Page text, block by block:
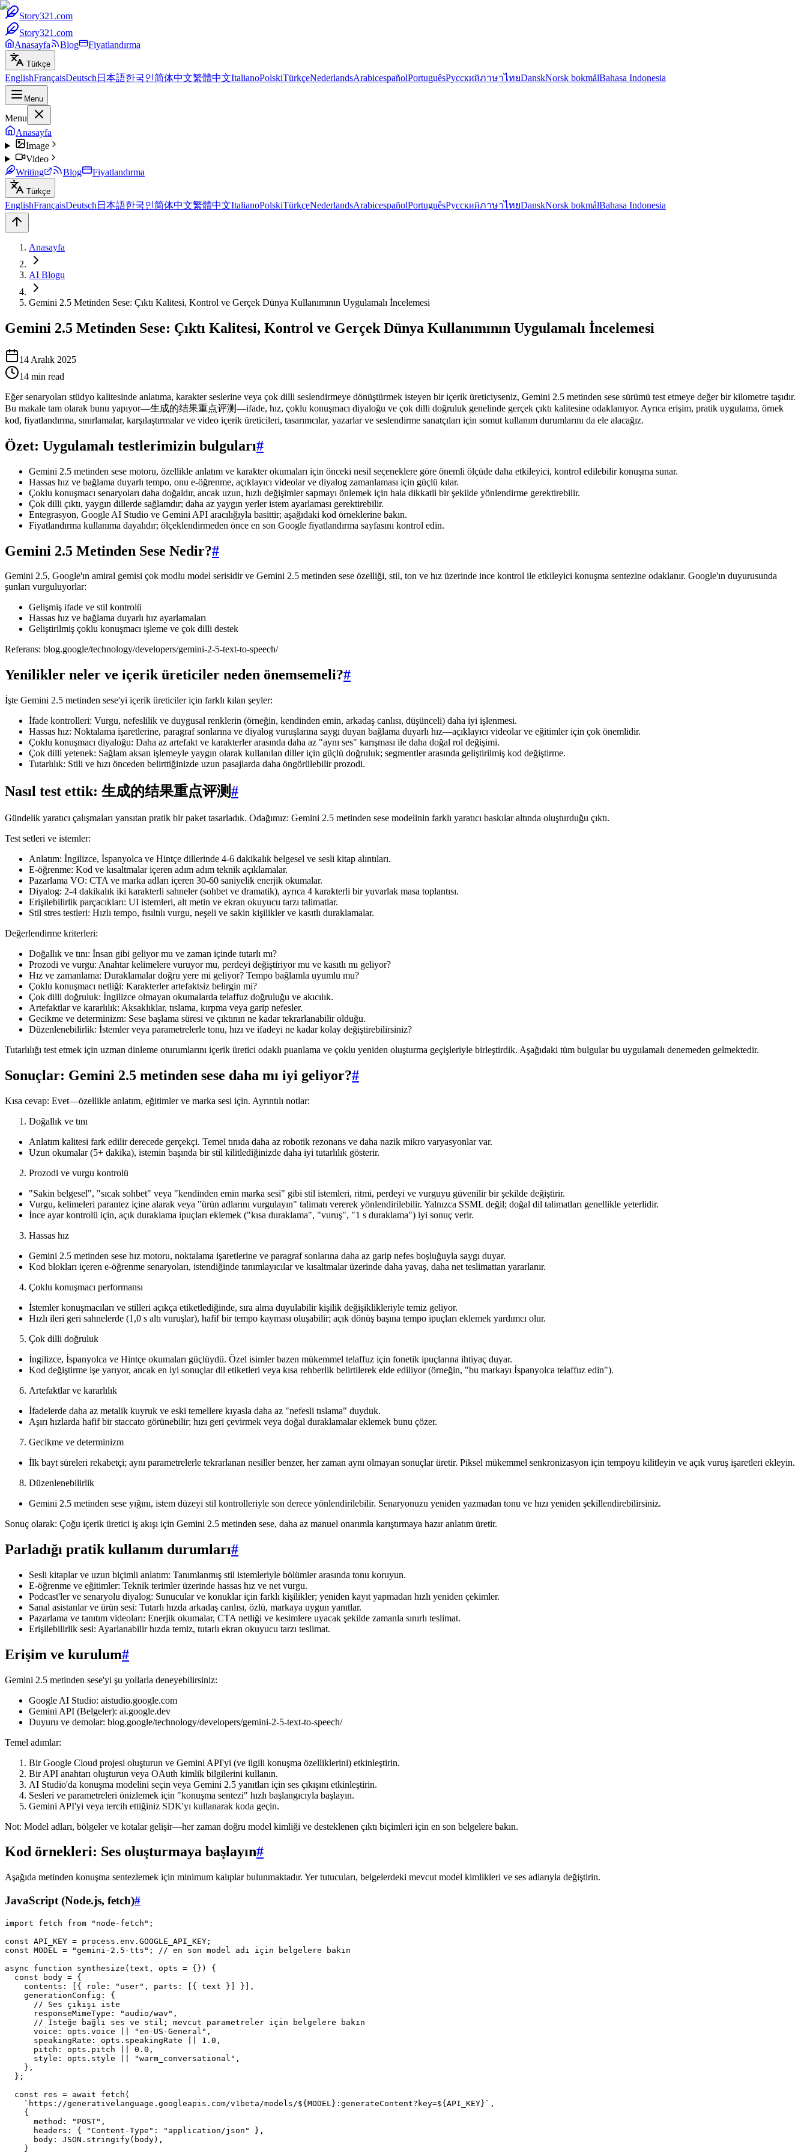
Story321.com
Story321.com
Anasayfa
Blog Fiyatlandırma
Türkçe
EnglishFrançaisDeutsch 日本語한국인简体中文繁體中文ItalianoPolskiTürkçeNederlandsArabicespañolPortuguêsРусскийภาษาไทยDanskNorsk bokmålBahasa Indonesia
Menu
Menu
Anasayfa
Image
Video
Writing
Blog Fiyatlandırma
Türkçe
EnglishFrançaisDeutsch 日本語한국인简体中文繁體中文ItalianoPolskiTürkçeNederlandsArabicespañolPortuguêsРусскийภาษาไทยDanskNorsk bokmålBahasa Indonesia
Anasayfa
AI Blogu
Gemini 2.5 Metinden Sese: Çıktı Kalitesi, Kontrol ve Gerçek Dünya Kullanımının Uygulamalı İncelemesi
Gemini 2.5 Metinden Sese: Çıktı Kalitesi, Kontrol ve Gerçek Dünya Kullanımının Uygulamalı İncelemesi
14 Aralık 2025
14 min read
Eğer senaryoları stüdyo kalitesinde anlatıma, karakter seslerine veya çok dilli seslendirmeye dönüştürmek isteyen bir içerik üreticiyseniz, Gemini 2.5 metinden sese sürümü test etmeye değer bir kilometre taşıdır.
Bu makale tam olarak bunu yapıyor—生成的结果重点评测—ifade, hız, çoklu konuşmacı diyaloğu ve çok dilli doğruluk genelinde gerçek çıktı kalitesine odaklanıyor. Ayrıca erişim, pratik uygulama, örnek
kod, fiyatlandırma, sınırlamalar, karşılaştırmalar ve video içerik üreticileri, tasarımcılar, yazarlar ve seslendirme sanatçıları için somut kullanım durumlarını da ele alacağız.
Özet: Uygulamalı testlerimizin bulguları#
Gemini 2.5 metinden sese motoru, özellikle anlatım ve karakter okumaları için önceki nesil seçeneklere göre önemli ölçüde daha etkileyici, kontrol edilebilir konuşma sunar.
Hassas hız ve bağlama duyarlı tempo, onu e-öğrenme, açıklayıcı videolar ve diyalog zamanlaması için güçlü kılar.
Çoklu konuşmacı senaryoları daha doğaldır, ancak uzun, hızlı değişimler sapmayı önlemek için hala dikkatli bir şekilde yönlendirme gerektirebilir.
Çok dilli çıktı, yaygın dillerde sağlamdır; daha az yaygın yerler istem ayarlaması gerektirebilir.
Entegrasyon, Google AI Studio ve Gemini API aracılığıyla basittir; aşağıdaki kod örneklerine bakın.
Fiyatlandırma kullanıma dayalıdır; ölçeklendirmeden önce en son Google fiyatlandırma sayfasını kontrol edin.
Gemini 2.5 Metinden Sese Nedir?#
Gemini 2.5, Google'ın amiral gemisi çok modlu model serisidir ve Gemini 2.5 metinden sese özelliği, stil, ton ve hız üzerinde ince kontrol ile etkileyici konuşma sentezine odaklanır. Google'ın duyurusunda
şunları vurguluyorlar:
Gelişmiş ifade ve stil kontrolü
Hassas hız ve bağlama duyarlı hız ayarlamaları
Geliştirilmiş çoklu konuşmacı işleme ve çok dilli destek
Referans: blog.google/technology/developers/gemini-2-5-text-to-speech/
Yenilikler neler ve içerik üreticiler neden önemsemeli?#
İşte Gemini 2.5 metinden sese'yi içerik üreticiler için farklı kılan şeyler:
İfade kontrolleri: Vurgu, nefeslilik ve duygusal renklerin (örneğin, kendinden emin, arkadaş canlısı, düşünceli) daha iyi işlenmesi.
Hassas hız: Noktalama işaretlerine, paragraf sonlarına ve diyalog vuruşlarına saygı duyan bağlama duyarlı hız—açıklayıcı videolar ve eğitimler için çok önemlidir.
Çoklu konuşmacı diyaloğu: Daha az artefakt ve karakterler arasında daha az "aynı ses" karışması ile daha doğal rol değişimi.
Çok dilli yetenek: Sağlam aksan işlemeyle yaygın olarak kullanılan diller için güçlü doğruluk; segmentler arasında geliştirilmiş kod değiştirme.
Tutarlılık: Stili ve hızı önceden belirttiğinizde uzun pasajlarda daha öngörülebilir prozodi.
Nasıl test ettik: 生成的结果重点评测#
Gündelik yaratıcı çalışmaları yansıtan pratik bir paket tasarladık. Odağımız: Gemini 2.5 metinden sese modelinin farklı yaratıcı baskılar altında oluşturduğu çıktı.
Test setleri ve istemler:
Anlatım: İngilizce, İspanyolca ve Hintçe dillerinde 4-6 dakikalık belgesel ve sesli kitap alıntıları.
E-öğrenme: Kod ve kısaltmalar içeren adım adım teknik açıklamalar.
Pazarlama VO: CTA ve marka adları içeren 30-60 saniyelik enerjik okumalar.
Diyalog: 2-4 dakikalık iki karakterli sahneler (sohbet ve dramatik), ayrıca 4 karakterli bir yuvarlak masa toplantısı.
Erişilebilirlik parçacıkları: UI istemleri, alt metin ve ekran okuyucu tarzı talimatlar.
Stil stres testleri: Hızlı tempo, fısıltılı vurgu, neşeli ve sakin kişilikler ve kasıtlı duraklamalar.
Değerlendirme kriterleri:
Doğallık ve tını: İnsan gibi geliyor mu ve zaman içinde tutarlı mı?
Prozodi ve vurgu: Anahtar kelimelere vuruyor mu, perdeyi değiştiriyor mu ve kasıtlı mı geliyor?
Hız ve zamanlama: Duraklamalar doğru yere mi geliyor? Tempo bağlamla uyumlu mu?
Çoklu konuşmacı netliği: Karakterler artefaktsiz belirgin mi?
Çok dilli doğruluk: İngilizce olmayan okumalarda telaffuz doğruluğu ve akıcılık.
Artefaktlar ve kararlılık: Aksaklıklar, tıslama, kırpma veya garip nefesler.
Gecikme ve determinizm: Sese başlama süresi ve çıktının ne kadar tekrarlanabilir olduğu.
Düzenlenebilirlik: İstemler veya parametrelerle tonu, hızı ve ifadeyi ne kadar kolay değiştirebilirsiniz?
Tutarlılığı test etmek için uzman dinleme oturumlarını içerik üretici odaklı puanlama ve çoklu yeniden oluşturma geçişleriyle birleştirdik. Aşağıdaki tüm bulgular bu uygulamalı denemeden gelmektedir.
Sonuçlar: Gemini 2.5 metinden sese daha mı iyi geliyor?#
Kısa cevap: Evet—özellikle anlatım, eğitimler ve marka sesi için. Ayrıntılı notlar:
Doğallık ve tını
Anlatım kalitesi fark edilir derecede gerçekçi. Temel tınıda daha az robotik rezonans ve daha nazik mikro varyasyonlar var.
Uzun okumalar (5+ dakika), istemin başında bir stil kilitlediğinizde daha iyi tutarlılık gösterir.
Prozodi ve vurgu kontrolü
"Sakin belgesel", "sıcak sohbet" veya "kendinden emin marka sesi" gibi stil istemleri, ritmi, perdeyi ve vurguyu güvenilir bir şekilde değiştirir.
Vurgu, kelimeleri parantez içine alarak veya "ürün adlarını vurgulayın" talimatı vererek yönlendirilebilir. Yalnızca SSML değil; doğal dil talimatları genellikle yeterlidir.
İnce ayar kontrolü için, açık duraklama ipuçları eklemek ("kısa duraklama", "vuruş", "1 s duraklama") iyi sonuç verir.
Hassas hız
Gemini 2.5 metinden sese hız motoru, noktalama işaretlerine ve paragraf sonlarına daha az garip nefes boşluğuyla saygı duyar.
Kod blokları içeren e-öğrenme senaryoları, istendiğinde tanımlayıcılar ve kısaltmalar üzerinde daha yavaş, daha net teslimattan yararlanır.
Çoklu konuşmacı performansı
İstemler konuşmacıları ve stilleri açıkça etiketlediğinde, sıra alma duyulabilir kişilik değişiklikleriyle temiz geliyor.
Hızlı ileri geri sahnelerde (1,0 s altı vuruşlar), hafif bir tempo kayması oluşabilir; açık dönüş başına tempo ipuçları eklemek yardımcı olur.
Çok dilli doğruluk
İngilizce, İspanyolca ve Hintçe okumaları güçlüydü. Özel isimler bazen mükemmel telaffuz için fonetik ipuçlarına ihtiyaç duyar.
Kod değiştirme işe yarıyor, ancak en iyi sonuçlar dil etiketleri veya kısa rehberlik belirtilerek elde ediliyor (örneğin, "bu markayı İspanyolca telaffuz edin").
Artefaktlar ve kararlılık
İfadelerde daha az metalik kuyruk ve eski temellere kıyasla daha az "nefesli tıslama" duyduk.
Aşırı hızlarda hafif bir staccato görünebilir; hızı geri çevirmek veya doğal duraklamalar eklemek bunu çözer.
Gecikme ve determinizm
İlk bayt süreleri rekabetçi; aynı parametrelerle tekrarlanan nesiller benzer, her zaman aynı olmayan sonuçlar üretir. Piksel mükemmel senkronizasyon için tempoyu kilitleyin ve açık vuruş işaretleri ekleyin.
Düzenlenebilirlik
Gemini 2.5 metinden sese yığını, istem düzeyi stil kontrolleriyle son derece yönlendirilebilir. Senaryonuzu yeniden yazmadan tonu ve hızı yeniden şekillendirebilirsiniz.
Sonuç olarak: Çoğu içerik üretici iş akışı için Gemini 2.5 metinden sese, daha az manuel onarımla karıştırmaya hazır anlatım üretir.
Parladığı pratik kullanım durumları#
Sesli kitaplar ve uzun biçimli anlatım: Tanımlanmış stil istemleriyle bölümler arasında tonu koruyun.
E-öğrenme ve eğitimler: Teknik terimler üzerinde hassas hız ve net vurgu.
Podcast'ler ve senaryolu diyalog: Sunucular ve konuklar için farklı kişilikler; yeniden kayıt yapmadan hızlı yeniden çekimler.
Sanal asistanlar ve ürün sesi: Tutarlı hızda arkadaş canlısı, özlü, markaya uygun yanıtlar.
Pazarlama ve tanıtım videoları: Enerjik okumalar, CTA netliği ve kesimlere uyacak şekilde zamanla sınırlı teslimat.
Erişilebilirlik sesi: Ayarlanabilir hızda temiz, tutarlı ekran okuyucu tarzı teslimat.
Erişim ve kurulum#
Gemini 2.5 metinden sese'yi şu yollarla deneyebilirsiniz:
Google AI Studio: aistudio.google.com
Gemini API (Belgeler): ai.google.dev
Duyuru ve demolar: blog.google/technology/developers/gemini-2-5-text-to-speech/
Temel adımlar:
Bir Google Cloud projesi oluşturun ve Gemini API'yi (ve ilgili konuşma özelliklerini) etkinleştirin.
Bir API anahtarı oluşturun veya OAuth kimlik bilgilerini kullanın.
AI Studio'da konuşma modelini seçin veya Gemini 2.5 yanıtları için ses çıkışını etkinleştirin.
Sesleri ve parametreleri önizlemek için "konuşma sentezi" hızlı başlangıcıyla başlayın.
Gemini API'yi veya tercih ettiğiniz SDK'yı kullanarak koda geçin.
Not: Model adları, bölgeler ve kotalar gelişir—her zaman doğru model kimliği ve desteklenen çıktı biçimleri için en son belgelere bakın.
Kod örnekleri: Ses oluşturmaya başlayın#
Aşağıda metinden konuşma sentezlemek için minimum kalıplar bulunmaktadır. Yer tutucuları, belgelerdeki mevcut model kimlikleri ve ses adlarıyla değiştirin.
JavaScript (Node.js, fetch)#
import fetch from "node-fetch";
const API_KEY = process.env.GOOGLE_API_KEY;
const MODEL = "gemini-2.5-tts"; // en son model adı için belgelere bakın
async function synthesize(text, opts = {}) {
  const body = {
    contents: [{ role: "user", parts: [{ text }] }],
    generationConfig: {
      // Ses çıkışı iste
      responseMimeType: "audio/wav",
      // İsteğe bağlı ses ve stil; mevcut parametreler için belgelere bakın
      voice: opts.voice || "en-US-General",
      speakingRate: opts.speakingRate || 1.0,
      pitch: opts.pitch || 0.0,
      style: opts.style || "warm_conversational",
    },
  };
  const res = await fetch(
    `https://generativelanguage.googleapis.com/v1beta/models/${MODEL}:generateContent?key=${API_KEY}`,
    {
      method: "POST",
      headers: { "Content-Type": "application/json" },
      body: JSON.stringify(body),
    }